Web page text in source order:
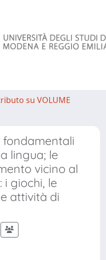
su VOLUME
fondamentali
lingua; le
vicino al
i giochi, le
attività di